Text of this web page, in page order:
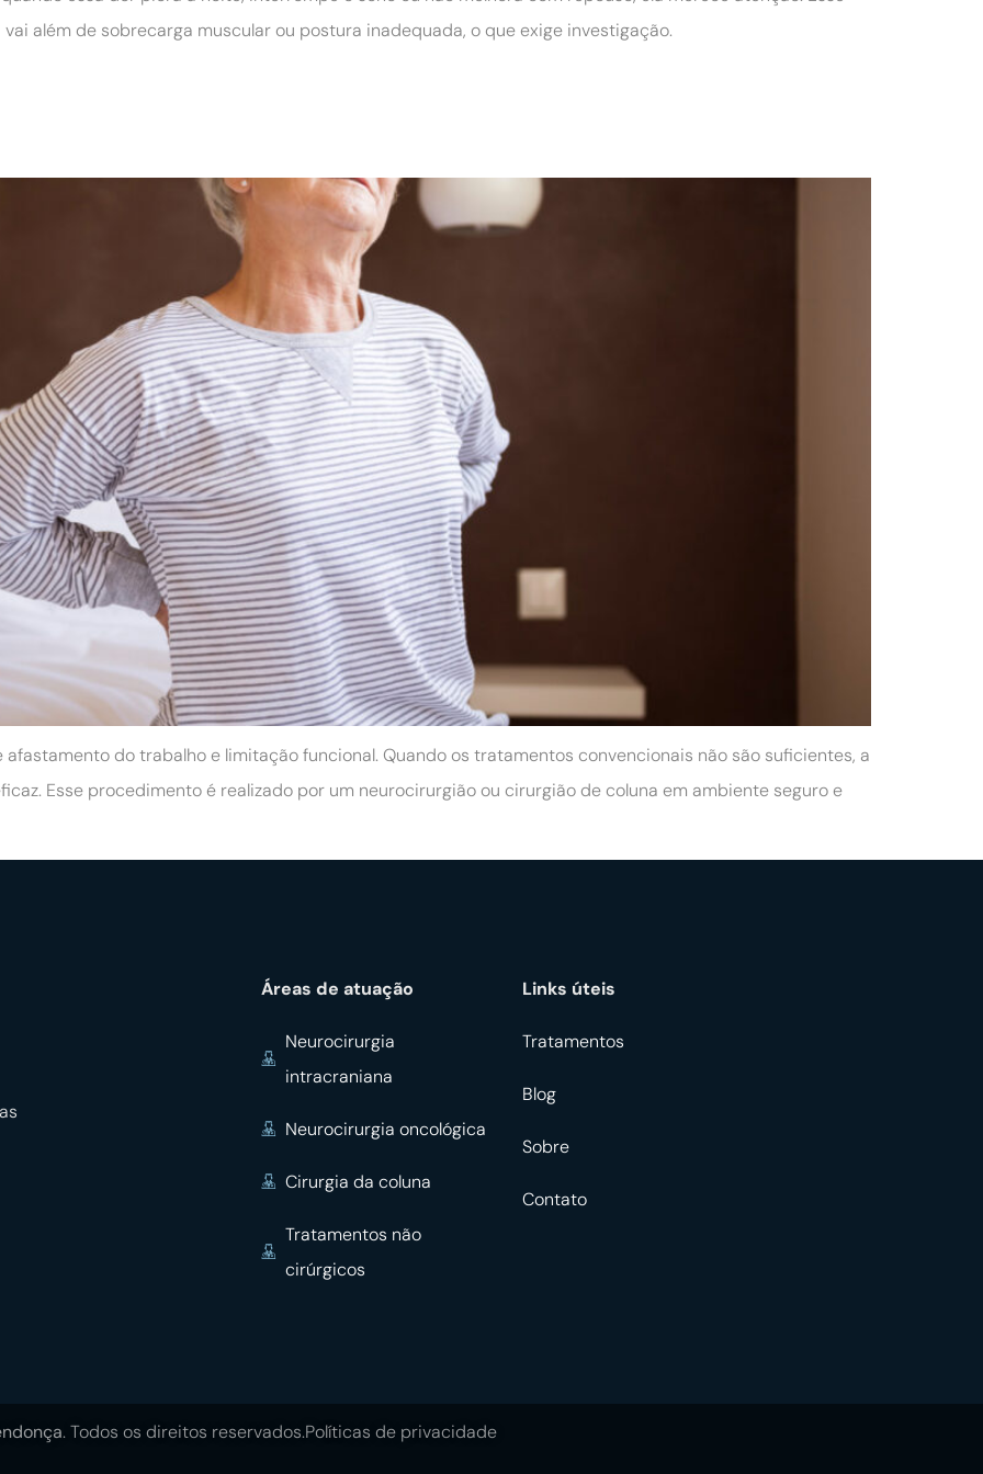
além de sobrecarga muscular ou postura inadequada, o que exige investigação.
do trabalho e limitação funcional. Quando os tratamentos convencionais não são suficientes, a
Esse procedimento é realizado por um neurocirurgião ou cirurgião de coluna em ambiente seguro e
Áreas de atuação
Neurocirurgia
intracraniana
Neurocirurgia oncológica
Cirurgia da coluna
Tratamentos não
cirúrgicos
Links úteis
Tratamentos
Blog
Sobre
Contato
. Todos os direitos reservados.Políticas de privacidade